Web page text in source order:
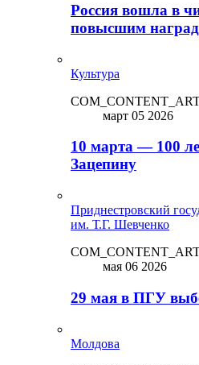
Россия вошла в
повысшим
Культура
март 05 2026
10 марта — 100
Зацепину
Приднестровский
им. Т.Г. Шевченко
мая 06 2026
29 мая в ПГУ
Молдова